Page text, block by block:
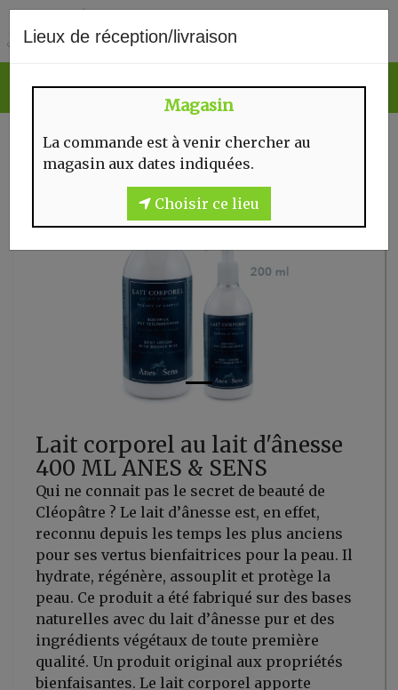
Lieux de réception/livraison
Magasin
La commande est à venir chercher au
magasin aux dates indiquées.
Choisir ce lieu
Lait corporel au lait d'ânesse
400 ML ANES & SENS
Qui ne connait pas le secret de beauté de
Cléopâtre ? Le lait d’ânesse est, en effet,
reconnu depuis les temps les plus anciens
pour ses vertus bienfaitrices pour la peau. Il
hydrate, régénère, assouplit et protège la
peau. Ce produit a été fabriqué sur des bases
naturelles avec du lait d’ânesse pur et des
ingrédients végétaux de toute première
qualité. Un produit original aux propriétés
bienfaisantes. Le lait corporel apporte